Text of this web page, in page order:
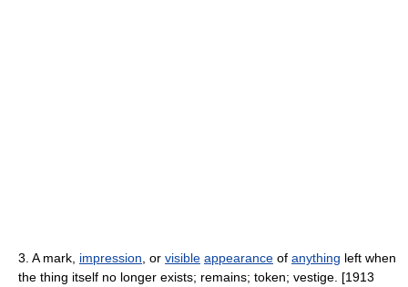
3. A mark, impression , or visible appearance of anything left when
the thing itself no longer exists; remains; token; vestige. [1913